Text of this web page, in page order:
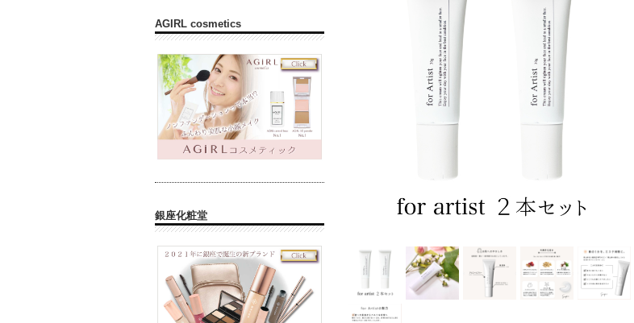
AGIRL cosmetics
銀座化粧堂